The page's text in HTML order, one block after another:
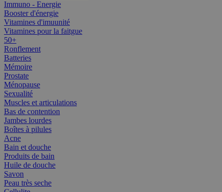
Immuno - Energie
Booster d'énergie
Vitamines d'imuunité
Vitamines pour la faitgue
50+
Ronflement
Batteries
Mémoire
Prostate
Ménopause
Sexualité
Muscles et articulations
Bas de contention
Jambes lourdes
Boîtes à pilules
Acne
Bain et douche
Produits de bain
Huile de douche
Savon
Peau très seche